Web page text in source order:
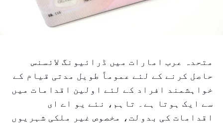
متحدہ عرب امارات میں ڈرائیونگ لائسنس
حاصل کرنے کے لئے عموماً طویل مدتی قیام کے
خواہشمند افراد کے لئے اولین اقدامات میں
سے ایک ہوتا ہے۔ تاہم، نئے یو اے ای
اقدامات کی بدولت، مخصوص غیر ملکی شہریوں